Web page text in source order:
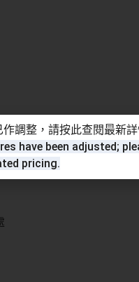
調整，請按此查閱最新
have been adjusted;
pricing.